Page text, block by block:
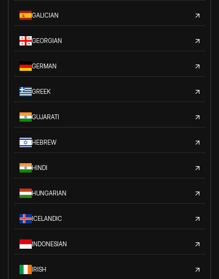
GALICIAN
GEORGIAN
GERMAN
GREEK
GUJARATI
HEBREW
HINDI
HUNGARIAN
ICELANDIC
INDONESIAN
IRISH